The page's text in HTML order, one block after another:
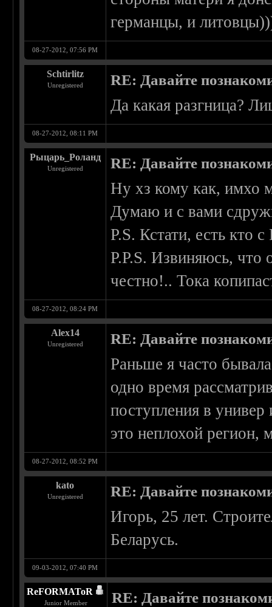
германцы, и
08-27-2012, 07:56 PM
Schtirlitz
Unregistered RE: Давайте
Да какая разгница?
08-27-2012, 08:11 PM
Рыцарь_Роланд
Unregistered RE: Давайте
Ну хз кому как, имхо
Думаю и с вами
P.S. Кстати, есть кто
P.P.S. Извиняюсь,
честно!.. Тока
08-27-2012, 08:24 PM
Alex14
Unregistered RE: Давайте
Раньше я часто
одно время
поступления в
это неплохой регион,
08-27-2012, 08:52 PM
kato
Unregistered RE: Давайте
Игорь, 25 лет.
Беларусь.
09-03-2012, 07:40 PM
ReFORMAToR
Junior Member RE: Давайте